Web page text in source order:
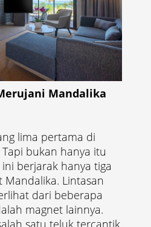
Mandalika
lima pertama di
bukan hanya itu
berjarak hanya tiga
Lintasan
dari beberapa
magnet lainnya.